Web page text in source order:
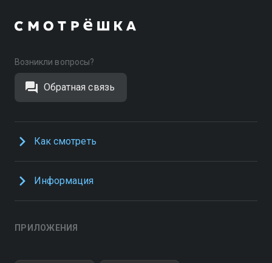
Возникли вопросы?
Обратная связь
Как смотреть
Информация
ПРИЛОЖЕНИЯ